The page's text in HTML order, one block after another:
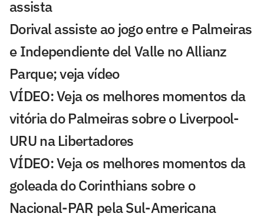
assista
Dorival assiste ao jogo entre e Palmeiras
e Independiente del Valle no Allianz
Parque; veja vídeo
VÍDEO: Veja os melhores momentos da
vitória do Palmeiras sobre o Liverpool-
URU na Libertadores
VÍDEO: Veja os melhores momentos da
goleada do Corinthians sobre o
Nacional-PAR pela Sul-Americana